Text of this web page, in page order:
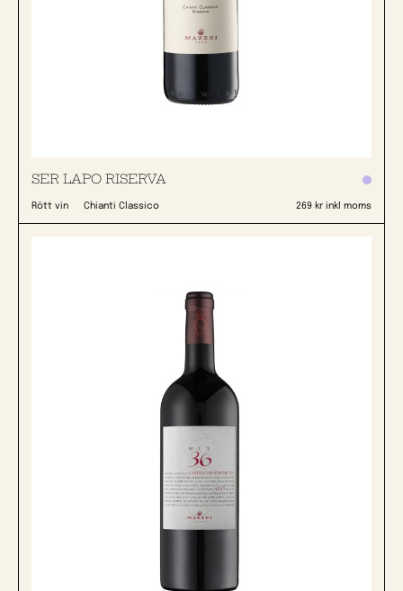
SER LAPO RISERVA
Rött vin Chianti Classico 269 kr inkl moms